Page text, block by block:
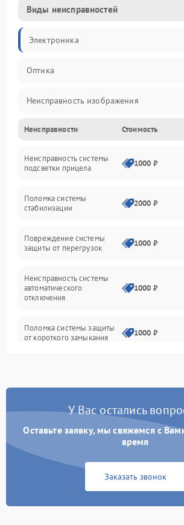
Виды неисправностей
Электроника
Оптика
Неисправность изображения
Механические повреждения
Неисправность фокусировки и оптики
Электропитание
Механика
Корпус/Герметичность
Неисправности Стоимость
Неисправность системы
подсветки прицела
1000 ₽
Поломка системы
стабилизации
2000 ₽
Повреждение системы
защиты от перегрузок
1000 ₽
Неисправность системы
автоматического
отключения
1000 ₽
Поломка системы защиты
от короткого замыкания
1000 ₽
Неисправность системы
перенапряжения
1000 ₽
Неисправность системы
защиты от замыкания
1000 ₽
защиты от перегрева
У Вас остались
Оставьте заявку, мы свяжемся с
время
Заказать звонок